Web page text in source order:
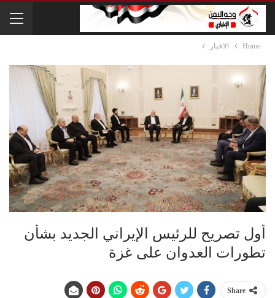
Home الاخبار
أول تصريح للرئيس الإيراني الجديد بشأن
تطورات العدوان على غزة
Share